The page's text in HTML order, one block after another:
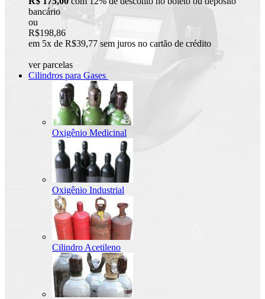
bancário
ou
R$198,86
em 5x de R$39,77 sem juros no cartão de crédito
ver parcelas
Cilindros para Gases
Oxigênio Medicinal
Oxigênio Industrial
Cilindro Acetileno